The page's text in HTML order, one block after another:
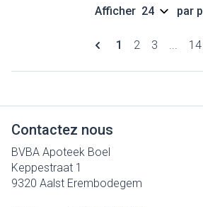
Pages
Vous lisez
1 Page
2 Page
3 ... 14
Afficher par
Contactez nous
BVBA Apoteek Boel
Keppestraat 1
9320 Aalst Erembodegem